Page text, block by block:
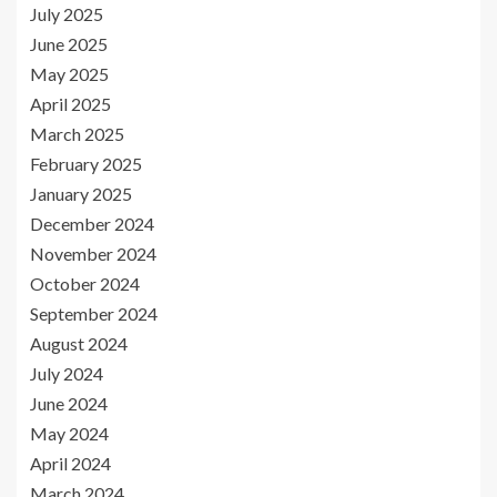
July 2025
June 2025
May 2025
April 2025
March 2025
February 2025
January 2025
December 2024
November 2024
October 2024
September 2024
August 2024
July 2024
June 2024
May 2024
April 2024